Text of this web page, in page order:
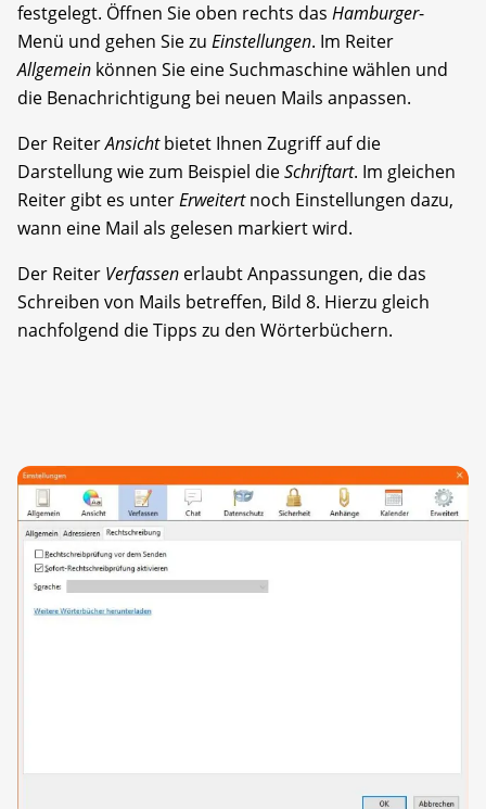
festgelegt. Öffnen Sie oben rechts das Hamburger-
Menü und gehen Sie zu Einstellungen. Im Reiter
Allgemein können Sie eine Suchmaschine wählen und
die Benachrichtigung bei neuen Mails anpassen.
Der ReiterAnsichtbietet Ihnen Zugriff auf die
Darstellung wie zum Beispiel dieSchriftart. Im gleichen
Reiter gibt es unterErweitertnoch Einstellungen dazu,
wann eine Mail als gelesen markiert wird.
Der Reiter Verfassen erlaubt Anpassungen, die das
Schreiben von Mails betreffen, Bild 8. Hierzu gleich
nachfolgend die Tipps zu den Wörterbüchern.